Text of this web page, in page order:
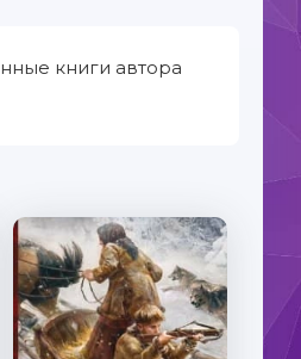
книги автора